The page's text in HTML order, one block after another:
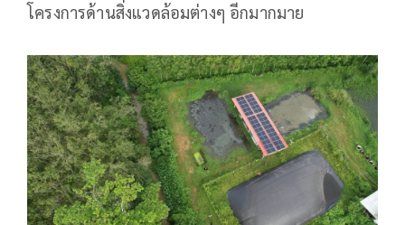
โครงการด้านสิ่งแวดล้อมต่างๆ อีกมากมาย